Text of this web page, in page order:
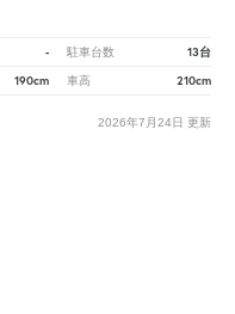
- 駐車台数 13台
190cm 車高 210cm
2026年7月24日 更新